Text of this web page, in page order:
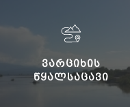
ᲕᲐᲠᲪᲘᲮᲘᲡ
ᲬᲧᲐᲚᲡᲐᲪᲐᲕᲘ